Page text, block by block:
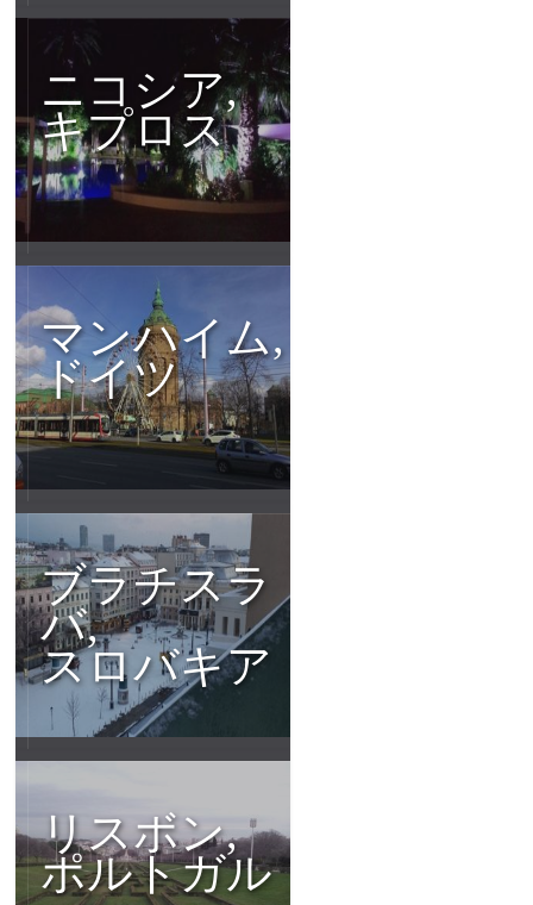
ニコシア,
キプロス
マンハイム,
ドイツ
ブラチスラ
バ,
スロバキア
リスボン,
ポルトガル